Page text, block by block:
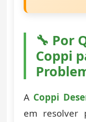
🔧 Por
Coppi
A Coppi
em resolver